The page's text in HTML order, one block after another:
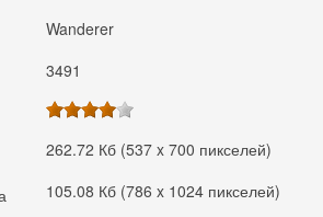
Wanderer
3491
262.72 Кб (537 x 700 пикселей)
105.08 Кб (786 x 1024 пикселей)